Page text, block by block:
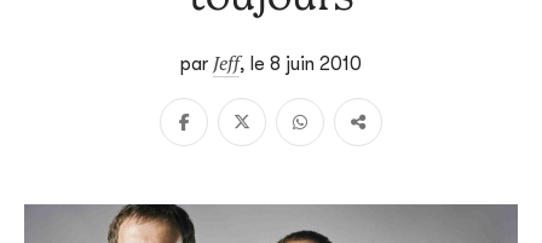
par Jeff, le 8 juin 2010